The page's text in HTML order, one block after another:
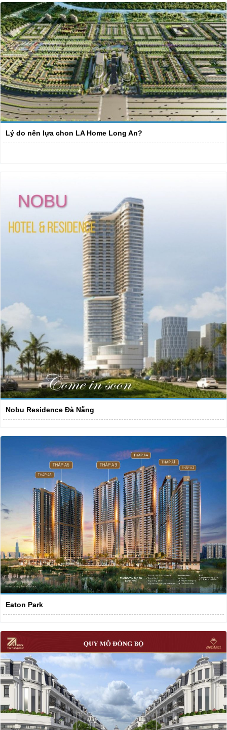
Lý do nên lựa chon LA Home Long An?
Nobu Residence Đà Nẵng
Eaton Park